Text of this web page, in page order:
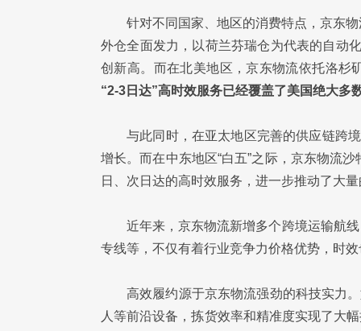
针对不同国家、地区的消费特点，京东
外仓全面发力，以荷兰芬瑞仓为代表的自动
创新高。而在北美地区，京东物流依托洛杉
“2-3日达”高时效服务已经覆盖了美国绝大多
与此同时，在亚太地区完善的供应链跨
增长。而在中东地区“白五”之际，京东物流
日、次日达的高时效服务，进一步推动了大
近年来，京东物流新增多个跨境运输航
专线等，不仅有着行业竞争力价格优势，时
高效履约源于京东物流强劲的科技实力
人等前沿设备，拣货效率和精准度实现了大